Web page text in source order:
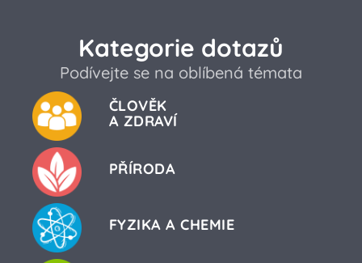
Kategorie dotazů
Podívejte se na oblíbená témata
ČLOVĚK
A ZDRAVÍ
PŘÍRODA
FYZIKA A CHEMIE